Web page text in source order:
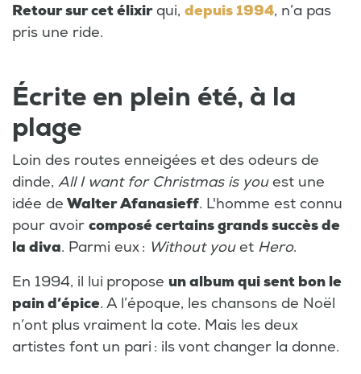
Retour sur cet élixirqui, depuis 1994, n’a pas
pris une ride.
Écrite en plein été, à la
plage
Loin des routes enneigées et des odeurs de
dinde, All I want for Christmas is youest une
idée de Walter Afanasieff. L'homme est connu
pour avoir composé certains grands succès de
la diva. Parmi eux : Without youet Hero.
En 1994, il lui propose un album qui sent bon le
pain d’épice. A l’époque, les chansons de Noël
n’ont plus vraiment la cote. Mais les deux
artistes font un pari : ils vont changer la donne.